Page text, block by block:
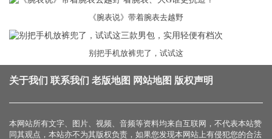
《腕表说》带着腕表去越野
别把手机放裤兜了，试试这
关于我们 联系我们 老版地图 网站地图 版权声明
本网站所有文字、图片、视频、音频等资料均来自互联网，不代表本站赞
同其观点，本站亦不为其版权负责，如果您发现本网站上有侵犯您的合法